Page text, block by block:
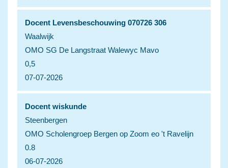
Docent Levensbeschouwing 070726 306
Waalwijk
OMO SG De Langstraat Walewyc Mavo
0,5
07-07-2026
Docent wiskunde
Steenbergen
OMO Scholengroep Bergen op Zoom eo 't Ravelijn
0.8
06-07-2026